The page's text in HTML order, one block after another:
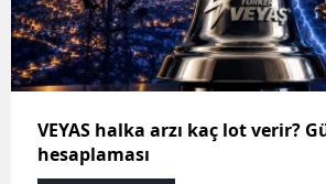
VEYAS halka arzı kaç lot verir?
hesaplaması